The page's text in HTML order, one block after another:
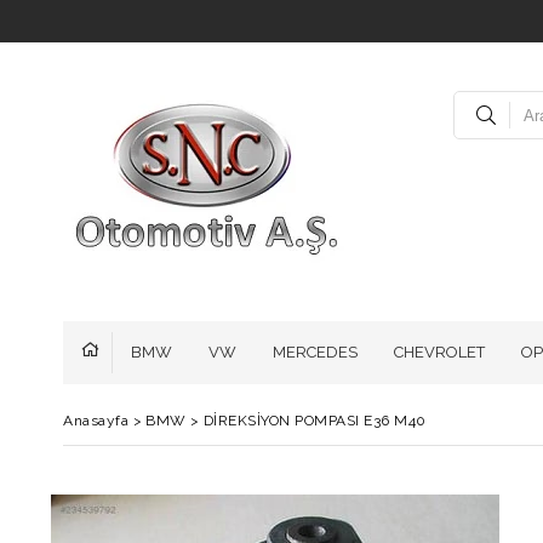
BMW VW MERCEDES CHEVROLET
Anasayfa > BMW > DİREKSİYON POMPASI E36 M40